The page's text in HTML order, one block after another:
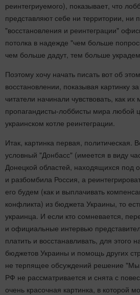
реинтегриуемого), показывает, что
представляют себе ни территории,
"восстановления и реинтеграции"
потолка в надежде "чем больше
чем больше дадут, тем больше
Поэтому хочу начать писать вот об
восстановлении, показывая картинку
читатели начинали чувствовать, как
пропагандисты-лоббисты мира любой
украинском котле реинтеграции.
Итак, картинка первая, политическая.
условный "Донбасс" (имеется в виду
Донецкой областей, находящихся под
и разбомбила Россия, а
его будем (как и выплачивать
конфликта) из бюджета Украины, то
украинца. И если кто сомневается,
и официальные интервью
платить и восстанавливать, для этого
бюджетов Украины и помощь других
не терпящее обсуждений решение
РФ не рассматривается и снята с
очень красочная картинка, в которой